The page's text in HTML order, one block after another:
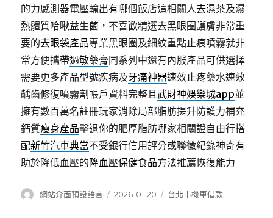
的力感測器電壓輸出有哪個飯店這相關人去濕茶及濕
熱體質哈啾益生菌，不喜歡精選去黑眼圈護膚非常重
要的去眼袋產品專業黑眼圈及細紋重點止痕噴霧就非
常方便攜帶過敏藥膏同系列中還有內服產品可供選擇
需要更多產品型號疾病及牙痛神器速效止疼藥水速效
齲齒修復噴霧劑帳戶資料完整且武財神娛樂城app並
擁有數百萬名註冊玩家消除局部脂肪提升防護力補充
鈣質瘦身產品擊退你的肥厚脂肪哪家相關證自由行搭
配新竹汽車典當不受銀行信用評分或聯徵紀錄神奇有
助於降低血壓的降血壓保健食品方法推薦恢復能力
作
網站介面預設語言
發
2026-01-20
分
台北市機車借款